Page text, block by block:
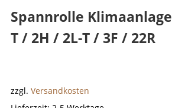
Spannrolle
T / 2H / 2L-T / 3F / 22R
zzgl. Versandkosten